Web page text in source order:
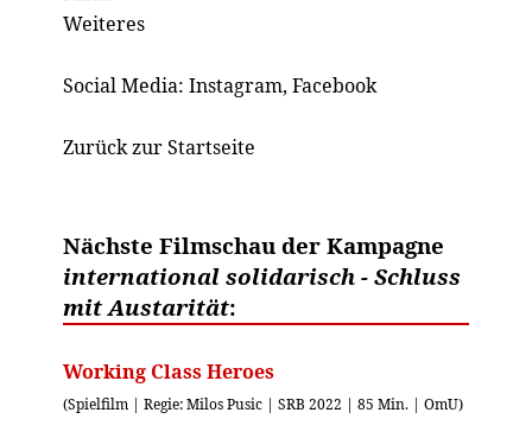
Weiteres
Social Media: Instagram, Facebook
Zurück zur Startseite
Nächste Filmschau der Kampagne
international solidarisch - Schluss
mit Austarität:
Working Class Heroes
(Spielfilm | Regie: Milos Pusic | SRB 2022 | 85 Min. | OmU)